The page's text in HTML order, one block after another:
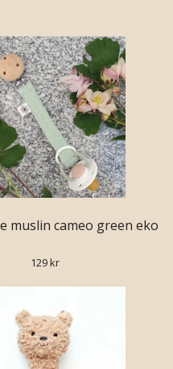
muslin cameo green eko
129 kr